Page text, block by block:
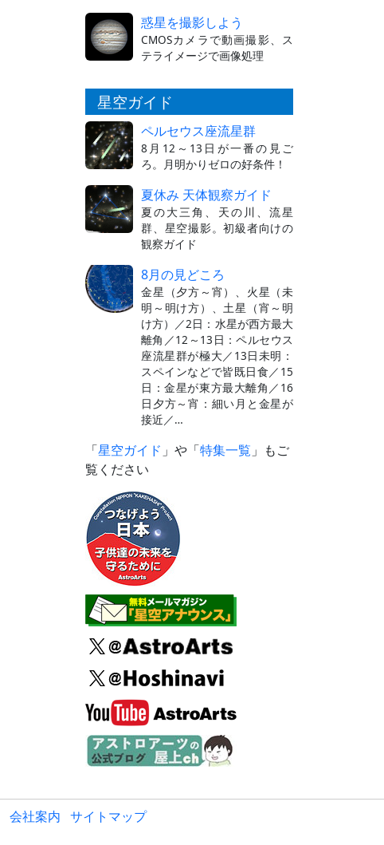
惑星を撮影しよう
CMOSカメラで動画撮影、ス
テライメージで画像処理
星空ガイド
ペルセウス座流星群
8月12～13日が一番の見ご
ろ。月明かりゼロの好条件！
夏休み 天体観察ガイド
夏の大三角、天の川、流星
群、星空撮影。初級者向けの
観察ガイド
8月の見どころ
金星（夕方～宵）、火星（未
明～明け方）、土星（宵～明
け方）／2日：水星が西方最大
離角／12～13日：ペルセウス
座流星群が極大／13日未明：
スペインなどで皆既日食／15
日：金星が東方最大離角／16
日夕方～宵：細い月と金星が
接近／…
「星空ガイド 」や「特集一覧 」もご
覧ください
会社案内 サイトマップ